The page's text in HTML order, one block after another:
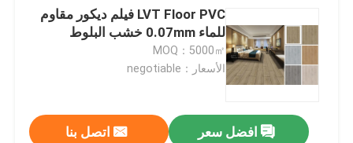
LVT Floor PVC فيلم ديكور مقاوم
للماء 0.07mm خشب البلوط
MOQ：5000㎡
الأسعار：negotiable
افضل سعر اتصل بنا